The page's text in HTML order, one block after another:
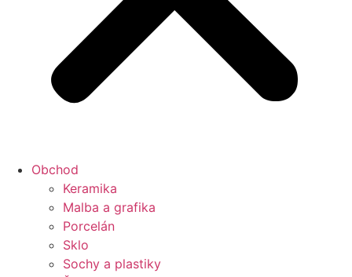
Obchod
Keramika
Malba a grafika
Porcelán
Sklo
Sochy a plastiky